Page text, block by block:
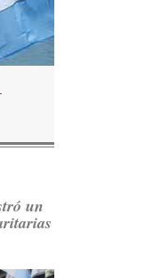
5d
lo un